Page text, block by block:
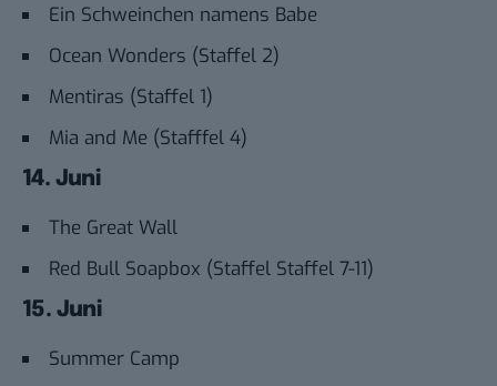
Ein Schweinchen namens Babe
Ocean Wonders (Staffel 2)
Mentiras (Staffel 1)
Mia and Me (Stafffel 4)
14. Juni
The Great Wall
Red Bull Soapbox (Staffel Staffel 7-11)
15. Juni
Summer Camp